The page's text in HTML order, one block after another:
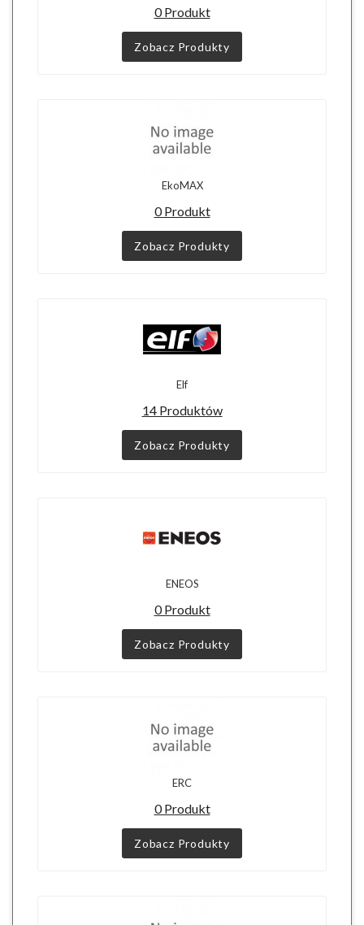
0 Produkt
Zobacz Produkty
EkoMAX
0 Produkt
Zobacz Produkty
Elf
14 Produktów
Zobacz Produkty
ENEOS
0 Produkt
Zobacz Produkty
ERC
0 Produkt
Zobacz Produkty